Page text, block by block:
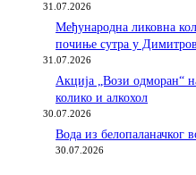
31.07.2026
Међународна ликовна
почиње сутра у
31.07.2026
Акција „Вози одморан“
колико и алкохол
30.07.2026
Вода из белопаланачког
30.07.2026